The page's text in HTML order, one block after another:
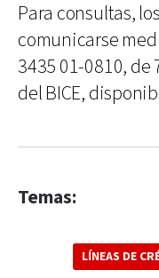
Para consultas,
comunicarse
3435 01-0810, de
del BICE,
Temas:
LÍNEAS DE